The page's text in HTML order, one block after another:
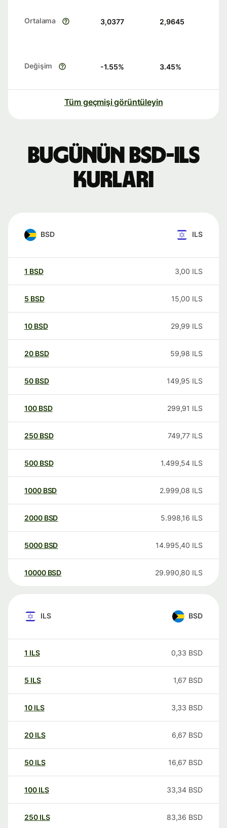
Ortalama 3,0377 2,9645
Değişim -1.55% 3.45%
Tüm geçmişi görüntüleyin
Bugünün BSD-ILS
kurları
BSD ILS
1 BSD 3,00 ILS
5 BSD 15,00 ILS
10 BSD 29,99 ILS
20 BSD 59,98 ILS
50 BSD 149,95 ILS
100 BSD 299,91 ILS
250 BSD 749,77 ILS
500 BSD 1.499,54 ILS
1000 BSD 2.999,08 ILS
2000 BSD 5.998,16 ILS
5000 BSD 14.995,40 ILS
10000 BSD 29.990,80 ILS
ILS BSD
1 ILS 0,33 BSD
5 ILS 1,67 BSD
10 ILS 3,33 BSD
20 ILS 6,67 BSD
50 ILS 16,67 BSD
100 ILS 33,34 BSD
250 ILS 83,36 BSD